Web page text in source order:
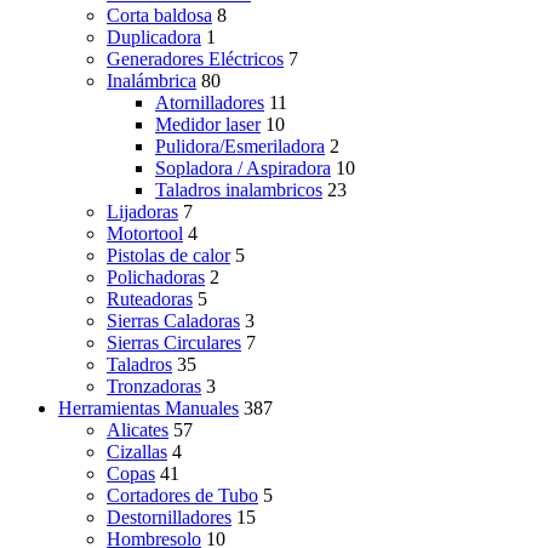
Corta baldosa 8
Duplicadora 1
Generadores Eléctricos 7
Inalámbrica 80
Atornilladores 11
Medidor laser 10
Pulidora/Esmeriladora 2
Sopladora / Aspiradora 10
Taladros inalambricos 23
Lijadoras 7
Motortool 4
Pistolas de calor 5
Polichadoras 2
Ruteadoras 5
Sierras Caladoras 3
Sierras Circulares 7
Taladros 35
Tronzadoras 3
Herramientas Manuales 387
Alicates 57
Cizallas 4
Copas 41
Cortadores de Tubo 5
Destornilladores 15
Hombresolo 10